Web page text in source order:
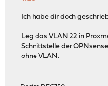
Ich habe dir doch
Leg das VLAN 22 in
Schnittstelle der
ohne VLAN.